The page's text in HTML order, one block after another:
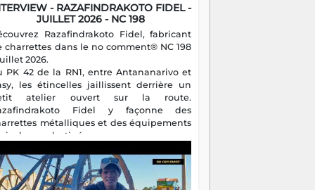
- RAZAFINDRAKOTO FIDEL -
JUILLET 2026 - NC 198
Razafindrakoto Fidel, fabricant
charrettes dans le no comment® NC 198
2026.
PK 42 de la RN1, entre Antananarivo et
les étincelles jaillissent derrière un
atelier ouvert sur la route.
Fidel y façonne des
métalliques et des équipements
destinés aux campagnes
il perpétue un métier discret mais